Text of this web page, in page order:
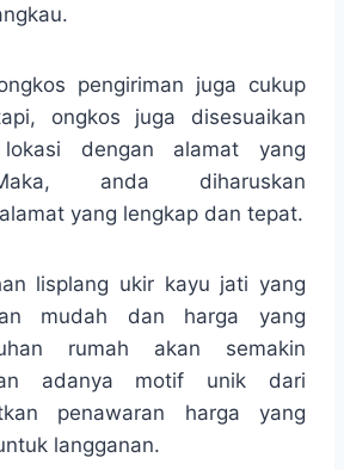
pengiriman juga cukup
ongkos juga disesuaikan
dengan alamat yang
anda diharuskan
yang lengkap dan tepat.
lisplang ukir kayu jati yang
mudah dan harga yang
rumah akan semakin
adanya motif unik dari
penawaran harga yang
langganan.